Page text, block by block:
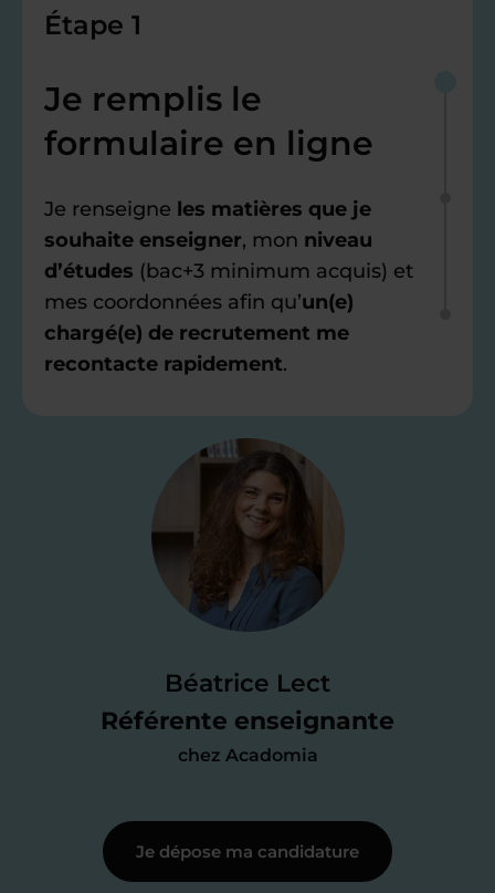
Béatrice Lect
Référente enseignante
chez Acadomia
Étape 1
Je remplis le
formulaire en ligne
Je renseigne les matières que je
souhaite enseigner, mon niveau
d’études (bac+3 minimum acquis) et
mes coordonnées afin qu’un(e)
chargé(e) de recrutement me
recontacte rapidement.
Je valide ma
candidature
test de 15 minutes
des programmes scolaires(et pouvoir
me mettre à jour au besoin) et
j’échange en direct avec un chargé de
Étape 3
Je dépose ma candidature